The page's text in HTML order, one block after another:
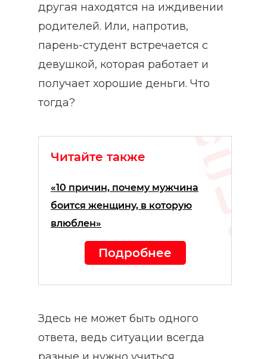
другая находятся на иждивении
родителей. Или, напротив,
парень-студент встречается с
девушкой, которая работает и
получает хорошие деньги. Что
тогда?
Читайте также
«10 причин, почему мужчина
боится женщину, в которую
влюблен»
Подробнее
Здесь не может быть одного
ответа, ведь ситуации всегда